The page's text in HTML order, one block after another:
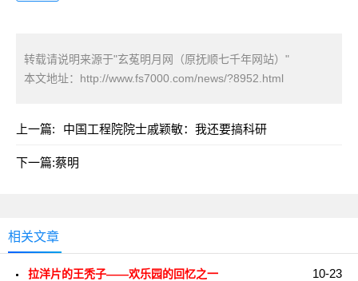
转载请说明来源于"玄菟明月网（原抚顺七千年网站）"
本文地址： http://www.fs7000.com/news/?8952.html
上一篇: 中国工程院院士戚颖敏：我还要搞科研
下一篇:蔡明
相关文章
10-23
拉洋片的王秃子——欢乐园的回忆之一